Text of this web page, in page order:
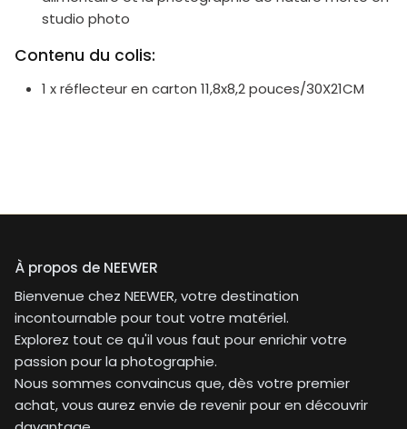
studio photo
Contenu du colis:
1 x réflecteur en carton 11,8x8,2 pouces/30X21CM
À propos de NEEWER
Bienvenue chez NEEWER, votre destination
incontournable pour tout votre matériel.
Explorez tout ce qu'il vous faut pour enrichir votre
passion pour la photographie.
Nous sommes convaincus que, dès votre premier
achat, vous aurez envie de revenir pour en découvrir